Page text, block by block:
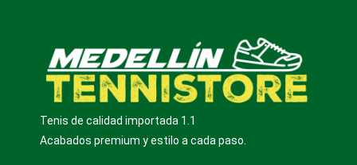
Tenis de calidad importada 1.1
Acabados premium y estilo a cada paso.